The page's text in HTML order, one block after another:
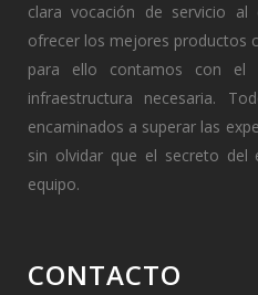
clara vocación de servicio
ofrecer los mejores productos
para ello contamos con el
infraestructura necesaria.
encaminados a superar las
sin olvidar que el secreto
equipo.
CONTACTO